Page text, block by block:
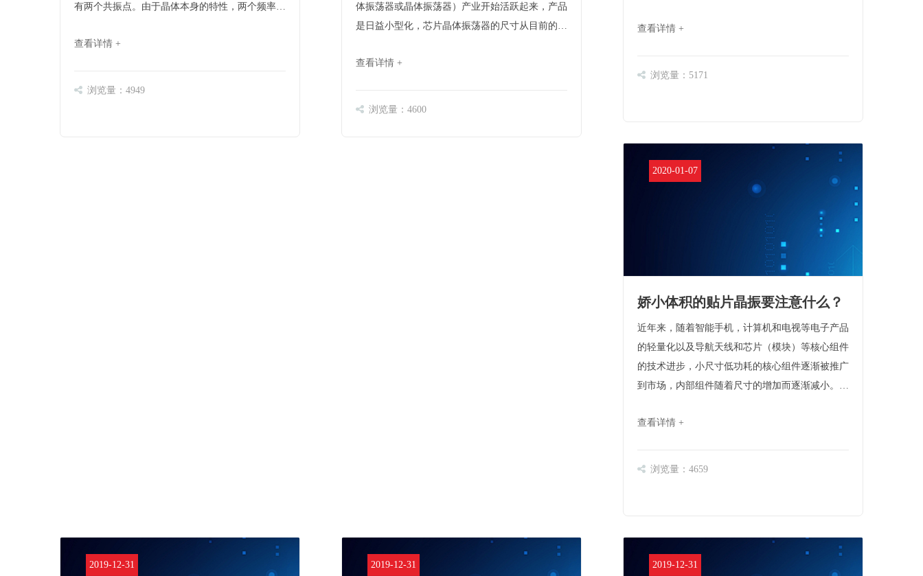
有两个共振点。由于晶体本身的特性，两个频率之
体振动等效于电感，因此，只要在晶体振动的两端
该并联谐振电……
查看详情 +
浏览量：4949
体振荡器或晶体振荡器）产业开始活跃起来，产品
是日益小型化，芯片晶体振荡器的尺寸从目前的
回溯到1990年代第二波，当时数字设备开始膨胀。
查看详情 +
浏览量：4600
的较大问题。 这两个问题的原因是，当将相同
查看详情 +
浏览量：5171
2020-01-07
娇小体积的贴片晶振要注意什么？
近年来，随着智能手机，计算机和电视等电子产品
的轻量化以及导航天线和芯片（模块）等核心组件
的技术进步，小尺寸低功耗的核心组件逐渐被推广
到市场，内部组件随着尺寸的增加而逐渐减小。
司，醋茶”，盐是人们的生活必需品，在电子科技
件……
查看详情 +
浏览量：4659
2019-12-31 2019-12-31 2019-12-31